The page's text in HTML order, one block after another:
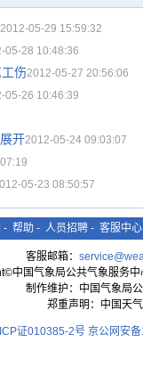
2012-05-29 15:59:32
05-28 10:48:36
伤2012-05-27 20:56:06
05-26 10:46:39
开2012-05-24 09:03:07
05-23 08:50:57
- 帮助 - 人员招聘 - 客服中心
客服邮箱：
中国气象局公共气象服务
制作维护：中国气象局
郑重声明：中国天
证010385-2号 京公网安